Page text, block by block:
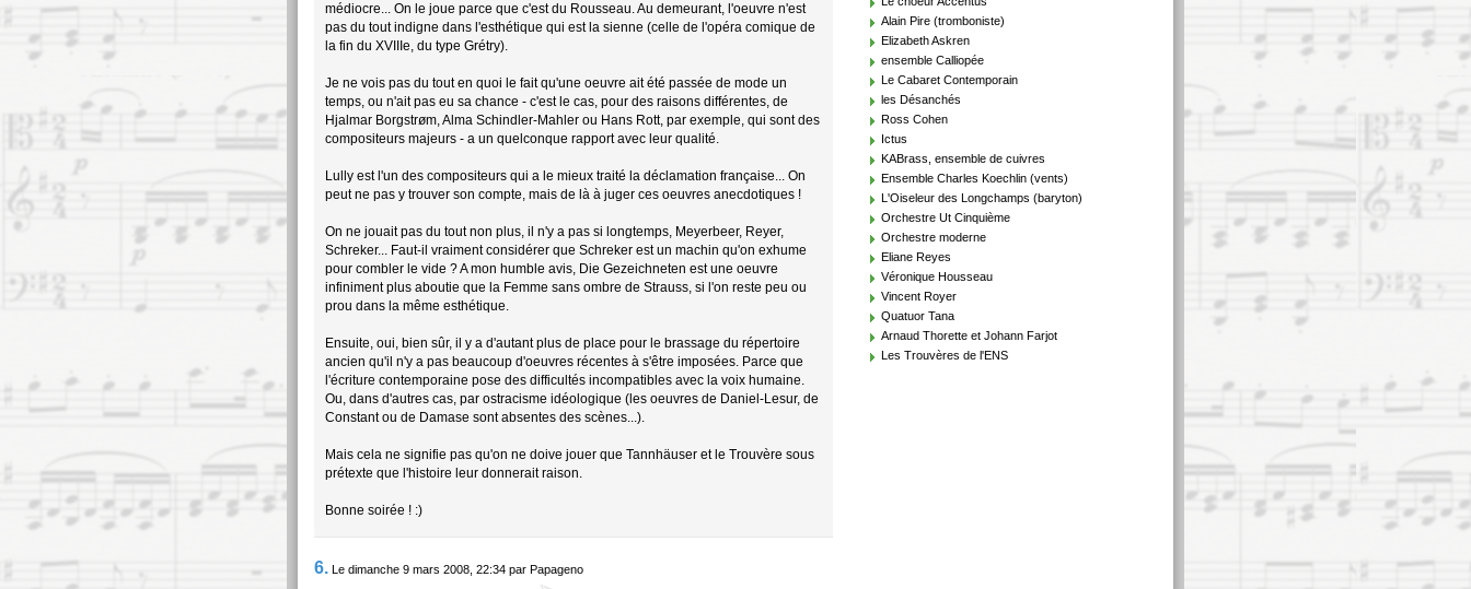
médiocre... On le joue parce que c'est du Rousseau. Au demeurant, l'oeuvre n'est
pas du tout indigne dans l'esthétique qui est la sienne (celle de l'opéra comique de
la fin du XVIIIe, du type Grétry).
Je ne vois pas du tout en quoi le fait qu'une oeuvre ait été passée de mode un
temps, ou n'ait pas eu sa chance - c'est le cas, pour des raisons différentes, de
Hjalmar Borgstrøm, Alma Schindler-Mahler ou Hans Rott, par exemple, qui sont des
compositeurs majeurs - a un quelconque rapport avec leur qualité.
Lully est l'un des compositeurs qui a le mieux traité la déclamation française... On
peut ne pas y trouver son compte, mais de là à juger ces oeuvres anecdotiques !
On ne jouait pas du tout non plus, il n'y a pas si longtemps, Meyerbeer, Reyer,
Schreker... Faut-il vraiment considérer que Schreker est un machin qu'on exhume
pour combler le vide ? A mon humble avis, Die Gezeichneten est une oeuvre
infiniment plus aboutie que la Femme sans ombre de Strauss, si l'on reste peu ou
prou dans la même esthétique.
Ensuite, oui, bien sûr, il y a d'autant plus de place pour le brassage du répertoire
ancien qu'il n'y a pas beaucoup d'oeuvres récentes à s'être imposées. Parce que
l'écriture contemporaine pose des difficultés incompatibles avec la voix humaine.
Ou, dans d'autres cas, par ostracisme idéologique (les oeuvres de Daniel-Lesur, de
Constant ou de Damase sont absentes des scènes...).
Mais cela ne signifie pas qu'on ne doive jouer que Tannhäuser et le Trouvère sous
prétexte que l'histoire leur donnerait raison.
Bonne soirée ! :)
6. Le dimanche 9 mars 2008, 22:34 par Papageno
Alain Pire (tromboniste)
Elizabeth Askren
ensemble Calliopée
Le Cabaret Contemporain
les Désanchés
Ross Cohen
Ictus
KABrass, ensemble de cuivres
Ensemble Charles Koechlin (vents)
L'Oiseleur des Longchamps (baryton)
Orchestre Ut Cinquième
Orchestre moderne
Eliane Reyes
Véronique Housseau
Vincent Royer
Quatuor Tana
Arnaud Thorette et Johann Farjot
Les Trouvères de l'ENS